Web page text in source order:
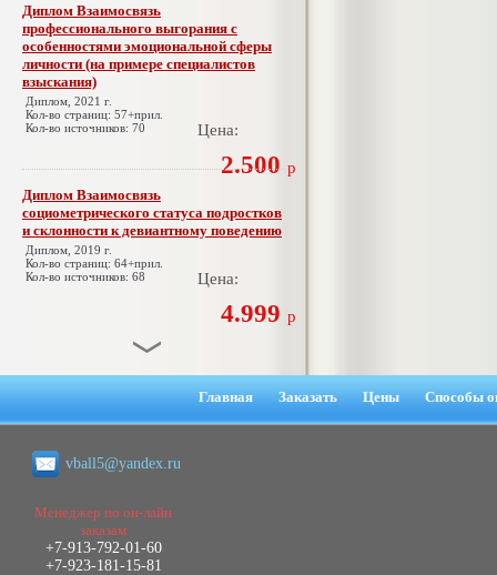
Диплом Взаимосвязь
профессионального выгорания с
особенностями эмоциональной сферы
личности (на примере специалистов
взыскания)
Диплом, 2021 г.
Кол-во страниц: 57+прил.
Кол-во источников: 70
Цена:
2.500 р
Диплом Взаимосвязь
социометрического статуса подростков
и склонности к девиантному поведению
Диплом, 2019 г.
Кол-во страниц: 64+прил.
Кол-во источников: 68
Цена:
4.999 р
Диплом Взаимосвязь эмпатии и
негативных эмоциональных состояний
Диплом, 2021 г.
Кол-во страниц: 51+прил.
Кол-во источников: 77
Диплом Виндикационный иск
Главная Заказать Цены Способы
vball5@yandex.ru
Менеджер по он-лайн
заказам
+7-913-792-01-60
+7-923-181-15-81